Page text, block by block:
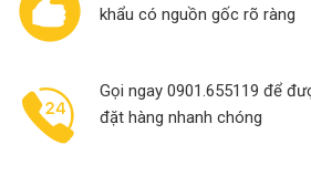
khẩu có nguồn gốc rõ ràng
Gọi ngay 0901.655119 để
đặt hàng nhanh chóng